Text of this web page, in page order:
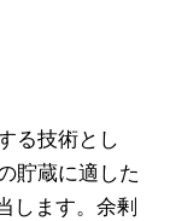
る技術とし
貯蔵に適した
します。余剰